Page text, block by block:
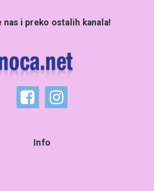
nas i preko ostalih kanala!
Info